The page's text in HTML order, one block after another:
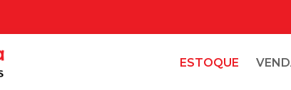
ESTOQUE